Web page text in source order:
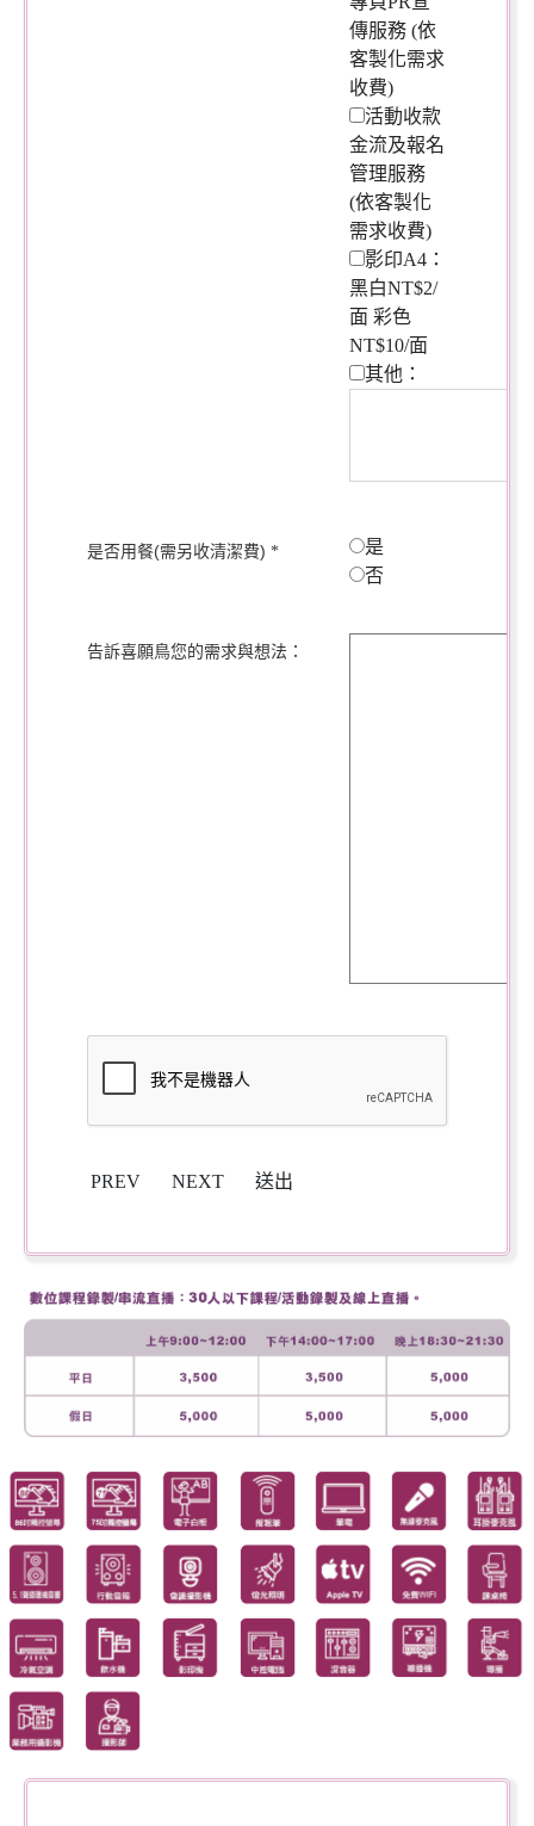
傳服務 (依
客製化需求
收費)
活動收款
金流及報名
管理服務
(依客製化
需求收費)
影印A4：
黑白NT$2/
面 彩色
NT$10/面
其他：
是否用餐(需另收清潔費) *
是
否
告訴喜願鳥您的需求與想法：
PREV NEXT 送出